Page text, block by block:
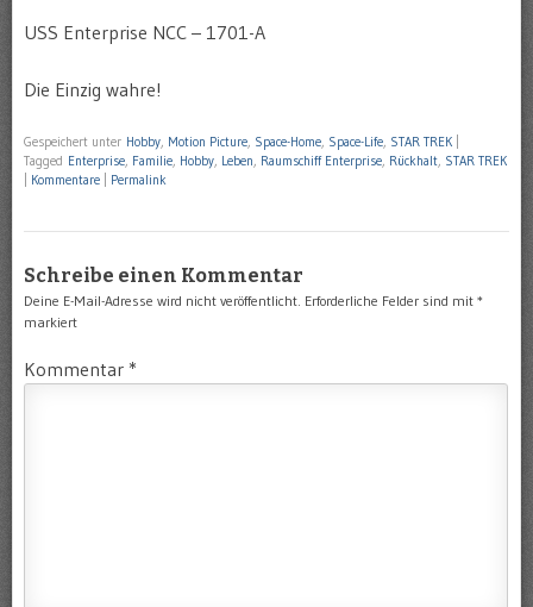
USS Enterprise NCC – 1701-A
Die Einzig wahre!
Gespeichert unter Hobby Motion Picture Space-Home Space-Life STAR TREK
Tagged Enterprise Familie Hobby Leben Raumschiff Enterprise Rückhalt STAR TREK
Kommentare Permalink
Schreibe einen Kommentar
Deine E-Mail-Adresse wird nicht veröffentlicht. Erforderliche Felder sind mit *
markiert
Kommentar *